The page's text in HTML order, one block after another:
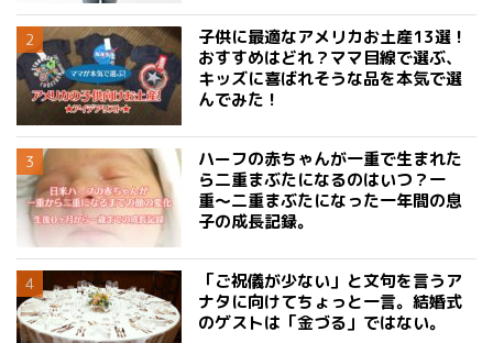
子供に最適なアメリカお土産13選！
おすすめはどれ？ママ目線で選ぶ、
キッズに喜ばれそうな品を本気で選
んでみた！
ハーフの赤ちゃんが一重で生まれた
ら二重まぶたになるのはいつ？一
重〜二重まぶたになった一年間の息
子の成長記録。
「ご祝儀が少ない」と文句を言うア
ナタに向けてちょっと一言。結婚式
のゲストは「金づる」ではない。